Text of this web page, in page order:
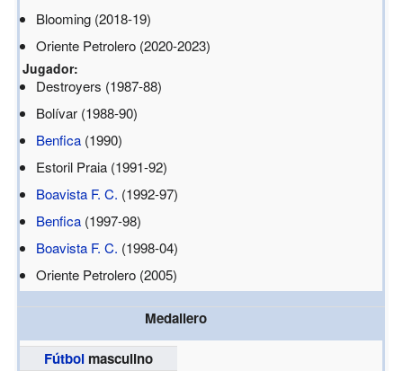
Blooming (2018-19)
Oriente Petrolero (2020-2023)
Jugador:
Destroyers (1987-88)
Bolívar (1988-90)
Benfica (1990)
Estoril Praia (1991-92)
Boavista F. C. (1992-97)
Benfica (1997-98)
Boavista F. C. (1998-04)
Oriente Petrolero (2005)
Medallero
Fútbol masculino